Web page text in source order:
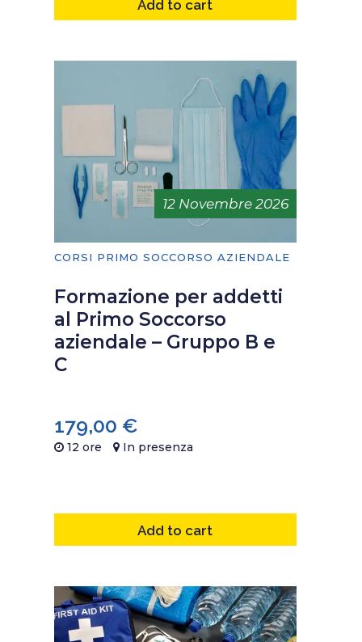
Add to cart
12 Novembre 2026
CORSI PRIMO SOCCORSO AZIENDALE
Formazione per addetti
al Primo Soccorso
aziendale – Gruppo B e
C
179,00 €
12 ore In presenza
Add to cart